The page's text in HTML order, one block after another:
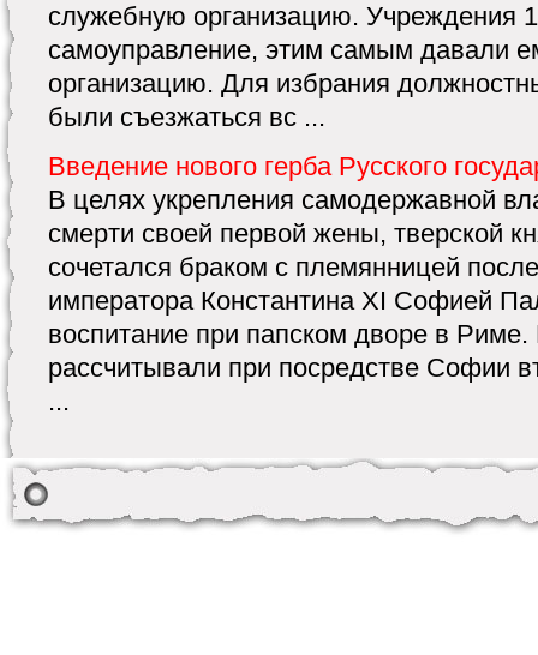
служебную организацию. Учреждения
самоуправление, этим самым давали
организацию. Для избрания
были съезжаться вс ...
Введение нового герба Русского
В целях укрепления самодержавной
смерти своей первой жены, тверской
сочетался браком с племянницей
императора Константина XI Софией
воспитание при папском дворе в
рассчитывали при посредстве Софии
...